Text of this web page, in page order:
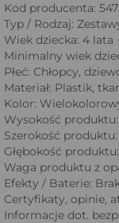
Kod producenta:
Typ / Rodzaj:
Wiek dziecka: 4 lata
Minimalny wiek
Płeć: Chłopcy,
Materiał: Plastik,
Kolor:
Wysokość
Szerokość produktu:
Głębokość
Waga produktu z
Efekty / Baterie:
Certyfikaty, opinie,
Informacje dot.